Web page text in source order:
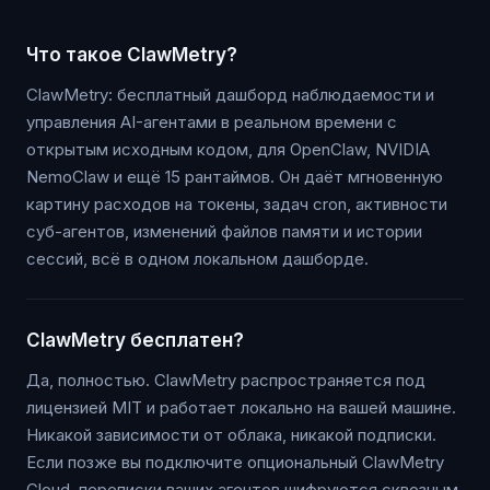
Что такое ClawMetry?
ClawMetry: бесплатный дашборд наблюдаемости и
управления AI-агентами в реальном времени с
открытым исходным кодом, для OpenClaw, NVIDIA
NemoClaw и ещё 15 рантаймов. Он даёт мгновенную
картину расходов на токены, задач cron, активности
суб-агентов, изменений файлов памяти и истории
сессий, всё в одном локальном дашборде.
ClawMetry бесплатен?
Да, полностью. ClawMetry распространяется под
лицензией MIT и работает локально на вашей машине.
Никакой зависимости от облака, никакой подписки.
Если позже вы подключите опциональный ClawMetry